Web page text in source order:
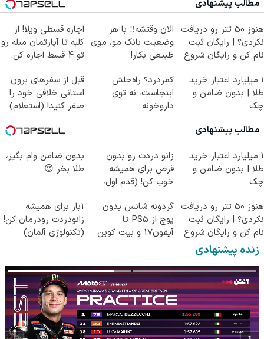
مطالب پیشنهادی
هنوز 50 تتر رو دریافت
نکردی؟ | رایگان ثبت
نام کن و رایگان شروع
الان وقتشه‼️ با هر
وضعیت بانک مو، موی
طبیعی بکار!
اجاره‌ قسطی ویلا! از
کلبه تا آپارتمان مبله رو
تو 4 قسط اجاره کن.
۱ میلیارد اعتبار خرید
طلا | بدون ضامن و
چک
کمردرد؟ راه‌حلش
اینجاست، نه توی
داروخونه
قبل از سفرهای برون
استانی خلافی خود را
صفر کنید! (استعلام)
مطالب پیشنهادی
۱ میلیارد اعتبار خرید
طلا | بدون ضامن و
چک
زانو دردت رو بدون
قرص برای همیشه
خوب کن! (قدم اول،
بدون ضامن وام بگیر،
طلا بخر 😍
هنوز 50 تتر رو دریافت
نکردی؟ | رایگان ثبت
نام کن و رایگان شروع
کن!
گردونه شانس بدون
پوچ از PS5 تا
آیفون17 و بیت کوین
1بار برای همیشه
زانودردت رودرمان کن!
(تکنولوژی آلمان)
زنده پیشنهادی